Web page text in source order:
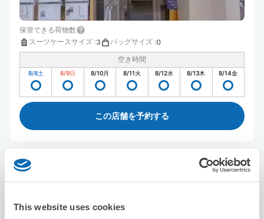
This website uses cookies
保管できる荷物数
スーツケースサイズ :3 バッグサイズ :0
空き時間
8/8土 8/9日 8/10月 8/11火 8/12水 8/13木 8/14金
この店舗を予約する
ラヴィブリヤント